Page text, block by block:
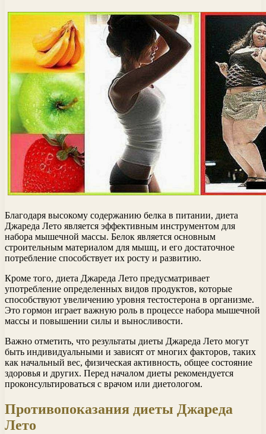
Благодаря высокому содержанию белка в питании, диета
Джареда Лето является эффективным инструментом для
набора мышечной массы. Белок является основным
строительным материалом для мышц, и его достаточное
потребление способствует их росту и развитию.
Кроме того, диета Джареда Лето предусматривает
употребление определенных видов продуктов, которые
способствуют увеличению уровня тестостерона в организме.
Это гормон играет важную роль в процессе набора мышечной
массы и повышении силы и выносливости.
Важно отметить, что результаты диеты Джареда Лето могут
быть индивидуальными и зависят от многих факторов, таких
как начальный вес, физическая активность, общее состояние
здоровья и других. Перед началом диеты рекомендуется
проконсультироваться с врачом или диетологом.
Противопоказания диеты Джареда
Лето